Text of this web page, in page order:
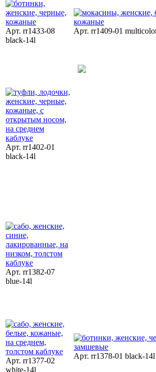
Арт. rr1433-08
black-14l
Арт. rr1409-01
Арт. rr1402-01
black-14l
Арт. rr1382-07
blue-14l
Арт. rr1377-02
white-14l
Арт. rr1378-01 black-14l